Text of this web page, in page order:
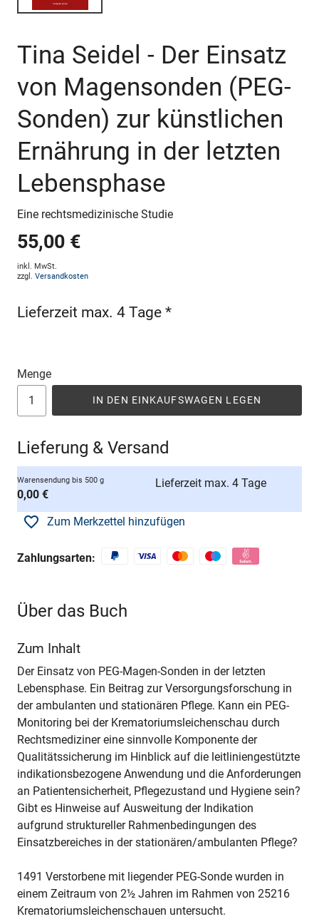
Tina Seidel - Der Einsatz
von Magensonden (PEG-
Sonden) zur künstlichen
Ernährung in der letzten
Lebensphase
Eine rechtsmedizinische Studie
55,00 €
inkl. MwSt.
zzgl. Versandkosten
Lieferzeit max. 4 Tage *
Menge
IN DEN EINKAUFSWAGEN LEGEN
Lieferung & Versand
Warensendung bis 500 g
0,00 €
Lieferzeit max. 4 Tage
Zum Merkzettel hinzufügen
Zahlungsarten:
Über das Buch
Zum Inhalt
Der Einsatz von PEG-Magen-Sonden in der letzten
Lebensphase. Ein Beitrag zur Versorgungsforschung in
der ambulanten und stationären Pflege. Kann ein PEG-
Monitoring bei der Krematoriumsleichenschau durch
Rechtsmediziner eine sinnvolle Komponente der
Qualitätssicherung im Hinblick auf die leitliniengestützte
indikationsbezogene Anwendung und die Anforderungen
an Patientensicherheit, Pflegezustand und Hygiene sein?
Gibt es Hinweise auf Ausweitung der Indikation
aufgrund struktureller Rahmenbedingungen des
Einsatzbereiches in der stationären/ambulanten Pflege?
1491 Verstorbene mit liegender PEG-Sonde wurden in
einem Zeitraum von 2½ Jahren im Rahmen von 25216
Krematoriumsleichenschauen untersucht.